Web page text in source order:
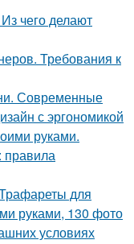
чего делают
Требования к
Современные
с эргономикой
руками.
правила
для
руками, 130 фото
условиях